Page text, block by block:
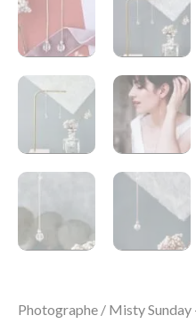
Photographe / Misty Sunday